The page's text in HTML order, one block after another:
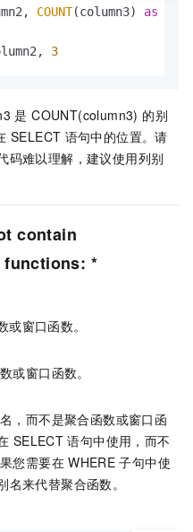
COUNT(column3) as
3
是 COUNT(column3) 的别
SELECT 语句中的位置。请
码难以理解，建议使用列别
contain
functions: *
窗口函数。
或窗口函数。
，而不是聚合函数或窗口函
SELECT 语句中使用，而不
您需要在 WHERE 子句中使
来代替聚合函数。